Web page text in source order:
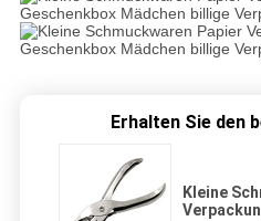
Erhalten Sie den
Kleine